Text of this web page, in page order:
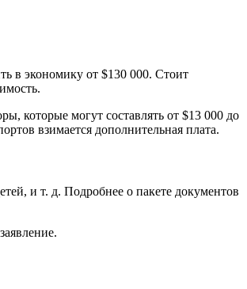
в экономику от $130 000. Стоит
которые могут составлять от $13 000 до
взимается дополнительная плата.
и т. д. Подробнее о пакете документов